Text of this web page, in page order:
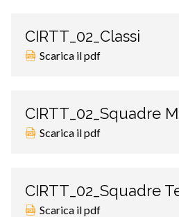
CIRTT_02_Classi
Scarica il pdf
CIRTT_02_Squadre
Scarica il pdf
CIRTT_02_Squadre
Scarica il pdf